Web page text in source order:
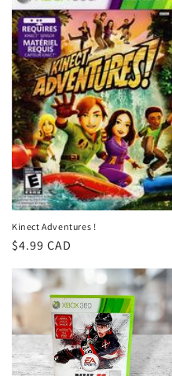
Kinect Adventures !
Prix
$4.99 CAD